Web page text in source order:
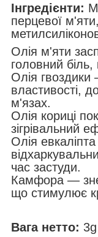
Інгредієнти:
перцевої
Олія м'яти
головний
Олія гвоздики
властивості,
м'язах.
Олія кориці
зігрівальний
Олія
час застуди.
Камфора —
що стимулює
Вага нетто: 3g